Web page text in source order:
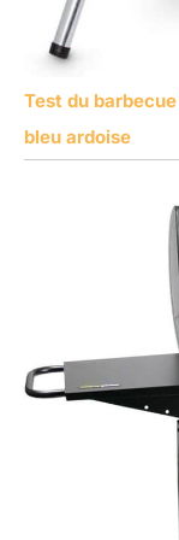
Test du
bleu ardoise